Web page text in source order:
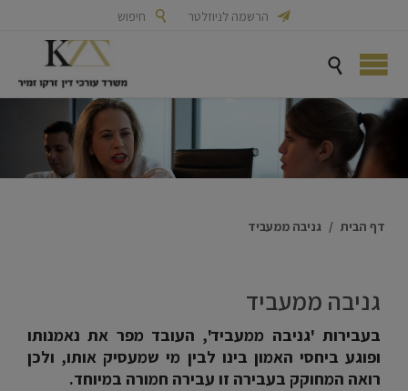
 הרשמה לניוזלטר  חיפוש

דף הבית / גניבה ממעביד
גניבה ממעביד
בעבירות 'גניבה ממעביד', העובד מפר את נאמנותו
ופוגע ביחסי האמון בינו לבין מי שמעסיק אותו, ולכן
רואה המחוקק בעבירה זו עבירה חמורה במיוחד.